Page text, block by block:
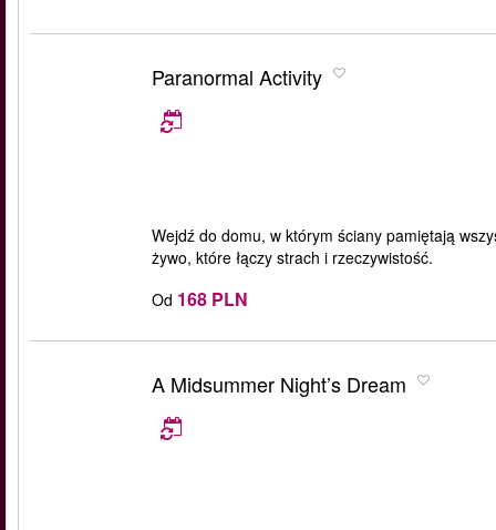
Paranormal Activity
Wejdź do domu, w którym ściany pamiętają
żywo, które łączy strach i rzeczywistość.
Od 168 PLN
A Midsummer Night’s Dream